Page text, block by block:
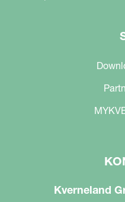
Kverneland